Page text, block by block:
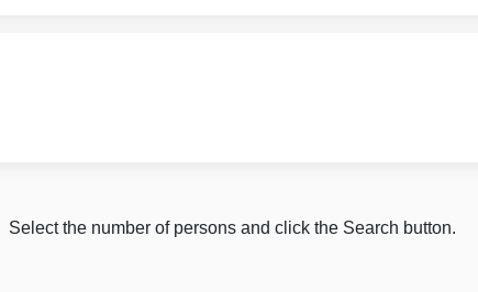
Select the number of persons and click the Search button.